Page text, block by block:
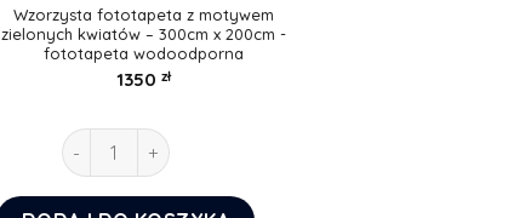
Wzorzysta fototapeta z motywem
zielonych kwiatów – 300cm x 200cm -
fototapeta wodoodporna
1350 zł
ilość Wzorzysta fototapeta z motywem zielonych